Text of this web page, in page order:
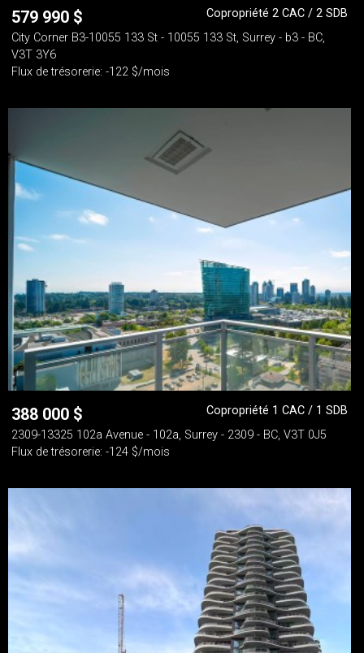
579 990 $
Copropriété 2 CAC / 2 SDB
City Corner B3-10055 133 St - 10055 133 St, Surrey - b3 - BC,
V3T 3Y6
Flux de trésorerie: -122 $/mois
388 000 $
Copropriété 1 CAC / 1 SDB
2309-13325 102a Avenue - 102a, Surrey - 2309 - BC, V3T 0J5
Flux de trésorerie: -124 $/mois